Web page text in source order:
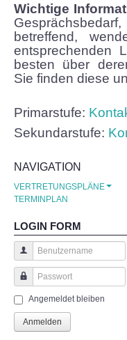
Ein
Puppenspiel
Zu Besuch in
Fun-Tage an der
Im Kletterpark
Im Freibad
Beim
Schulfest 2022
Herzenssache
Wichtige
betreffend,
entsprechenden
besten über
Sie finden diese
Primarstufe:
Sekundarstufe:
NAVIGATION
VERTRETUNGSPLÄNE
TERMINPLAN
LOGIN FORM
Benutzername
Passwort
Angemeldet bleiben
Anmelden